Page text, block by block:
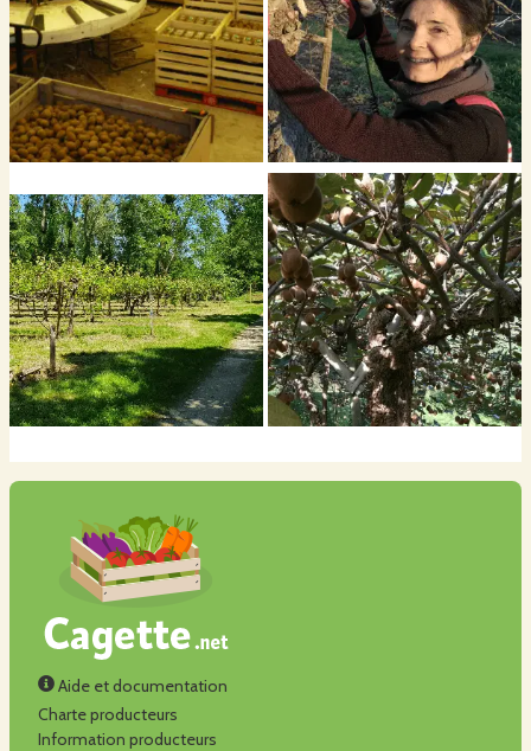
Manger bio et local c'est notre devise
Aide et documentation
Charte producteurs
Information producteurs